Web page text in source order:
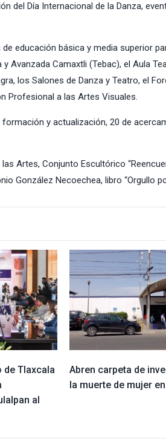
del Día Internacional de la Danza,
educación básica y media superior
Avanzada Camaxtli (Tebac), el Aula
los Salones de Danza y Teatro, el
Profesional a las Artes Visuales.
y actualización, 20 de
las Artes, Conjunto Escultórico
González Necoechea, libro “Orgullo
de Tlaxcala
al
Abren carpeta de
la muerte de mujer en